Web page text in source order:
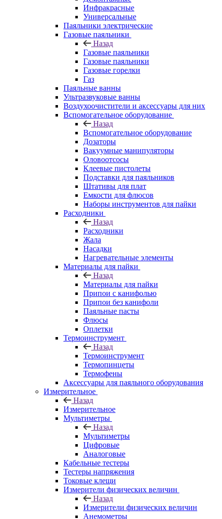
Инфракрасные
Универсальные
Паяльники электрические
Газовые паяльники
Назад
Газовые паяльники
Газовые паяльники
Газовые горелки
Газ
Паяльные ванны
Ультразвуковые ванны
Воздухоочистители и аксессуары для них
Вспомогательное оборудование
Назад
Вспомогательное оборудование
Дозаторы
Вакуумные манипуляторы
Оловоотсосы
Клеевые пистолеты
Подставки для паяльников
Штативы для плат
Емкости для флюсов
Наборы инструментов для пайки
Расходники
Назад
Расходники
Жала
Насадки
Нагревательные элементы
Материалы для пайки
Назад
Материалы для пайки
Припои с канифолью
Припои без канифоли
Паяльные пасты
Флюсы
Оплетки
Термоинструмент
Назад
Термоинструмент
Термопинцеты
Термофены
Аксессуары для паяльного оборудования
Измерительное
Назад
Измерительное
Мультиметры
Назад
Мультиметры
Цифровые
Аналоговые
Кабельные тестеры
Тестеры напряжения
Токовые клещи
Измерители физических величин
Назад
Измерители физических величин
Анемометры